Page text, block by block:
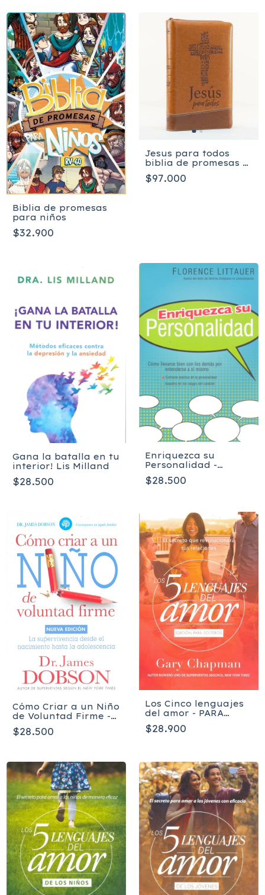
Biblia de promesas
para niños
$32.900
Jesus para todos
biblia de promesas /
Manual / PU / Café
con cierre + índice
$97.000
Gana la batalla en tu
interior! Lis Milland
$28.500
Enriquezca su
Personalidad -
Florence Littauer
$28.500
Cómo Criar a un Niño
de Voluntad Firme -
James Dobson
$28.500
Los Cinco lenguajes
del amor - PARA
SOLTEROS
$28.900